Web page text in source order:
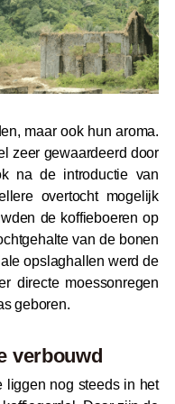
maar ook hun aroma.
zeer gewaardeerd door
na de introductie van
overtocht mogelijk
de koffieboeren op
van de bonen
opslaghallen werd de
directe moessonregen
geboren.
verbouwd
liggen nog steeds in het